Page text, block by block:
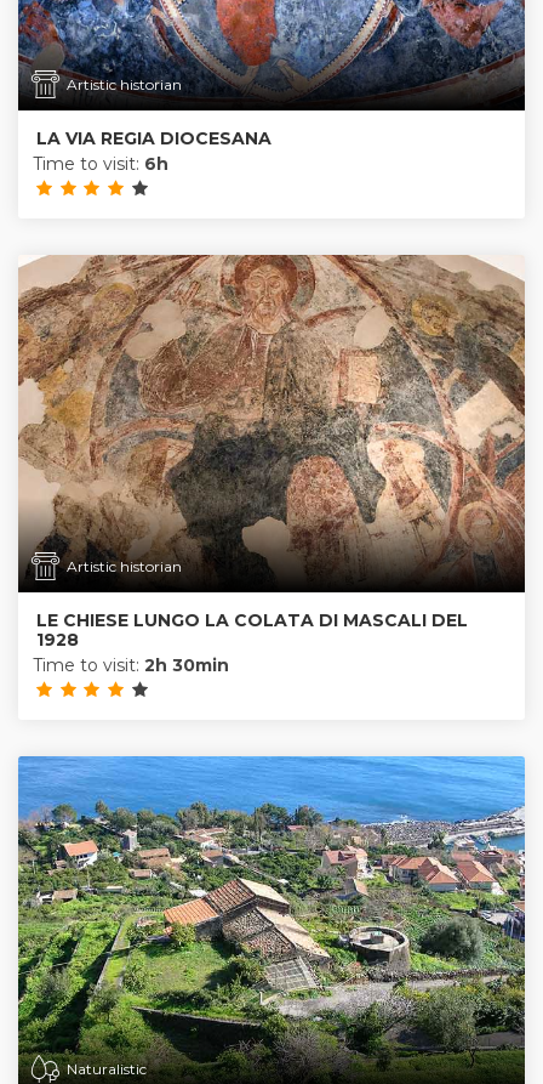
Artistic historian
LA VIA REGIA DIOCESANA
Time to visit: 6h
Artistic historian
LE CHIESE LUNGO LA COLATA DI MASCALI DEL
1928
Time to visit: 2h 30min
Naturalistic